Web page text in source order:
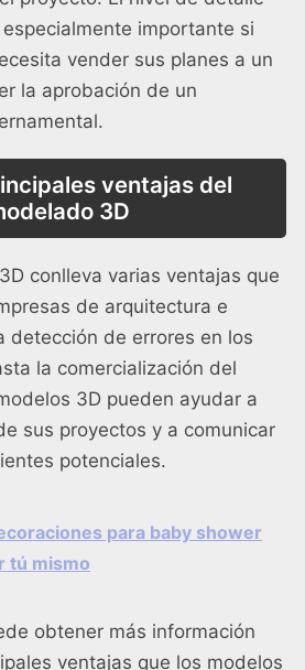
importante si
vender sus planes a un
la aprobación de un
ventajas del
3D
conlleva varias ventajas que
de arquitectura e
detección de errores en los
la comercialización del
3D pueden ayudar a
sus proyectos y a comunicar
potenciales.
para baby shower
tú mismo
obtener más información
ventajas que los modelos